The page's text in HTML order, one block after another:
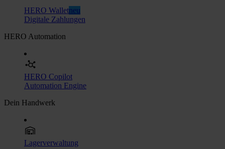
HERO Walletneu
Digitale Zahlungen
HERO Automation
HERO Copilot
Automation Engine
Dein Handwerk
Lagerverwaltung